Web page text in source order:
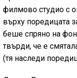
филмово студио с
върху поредицата
беше спряно на
твърди, че е
(тя наследи